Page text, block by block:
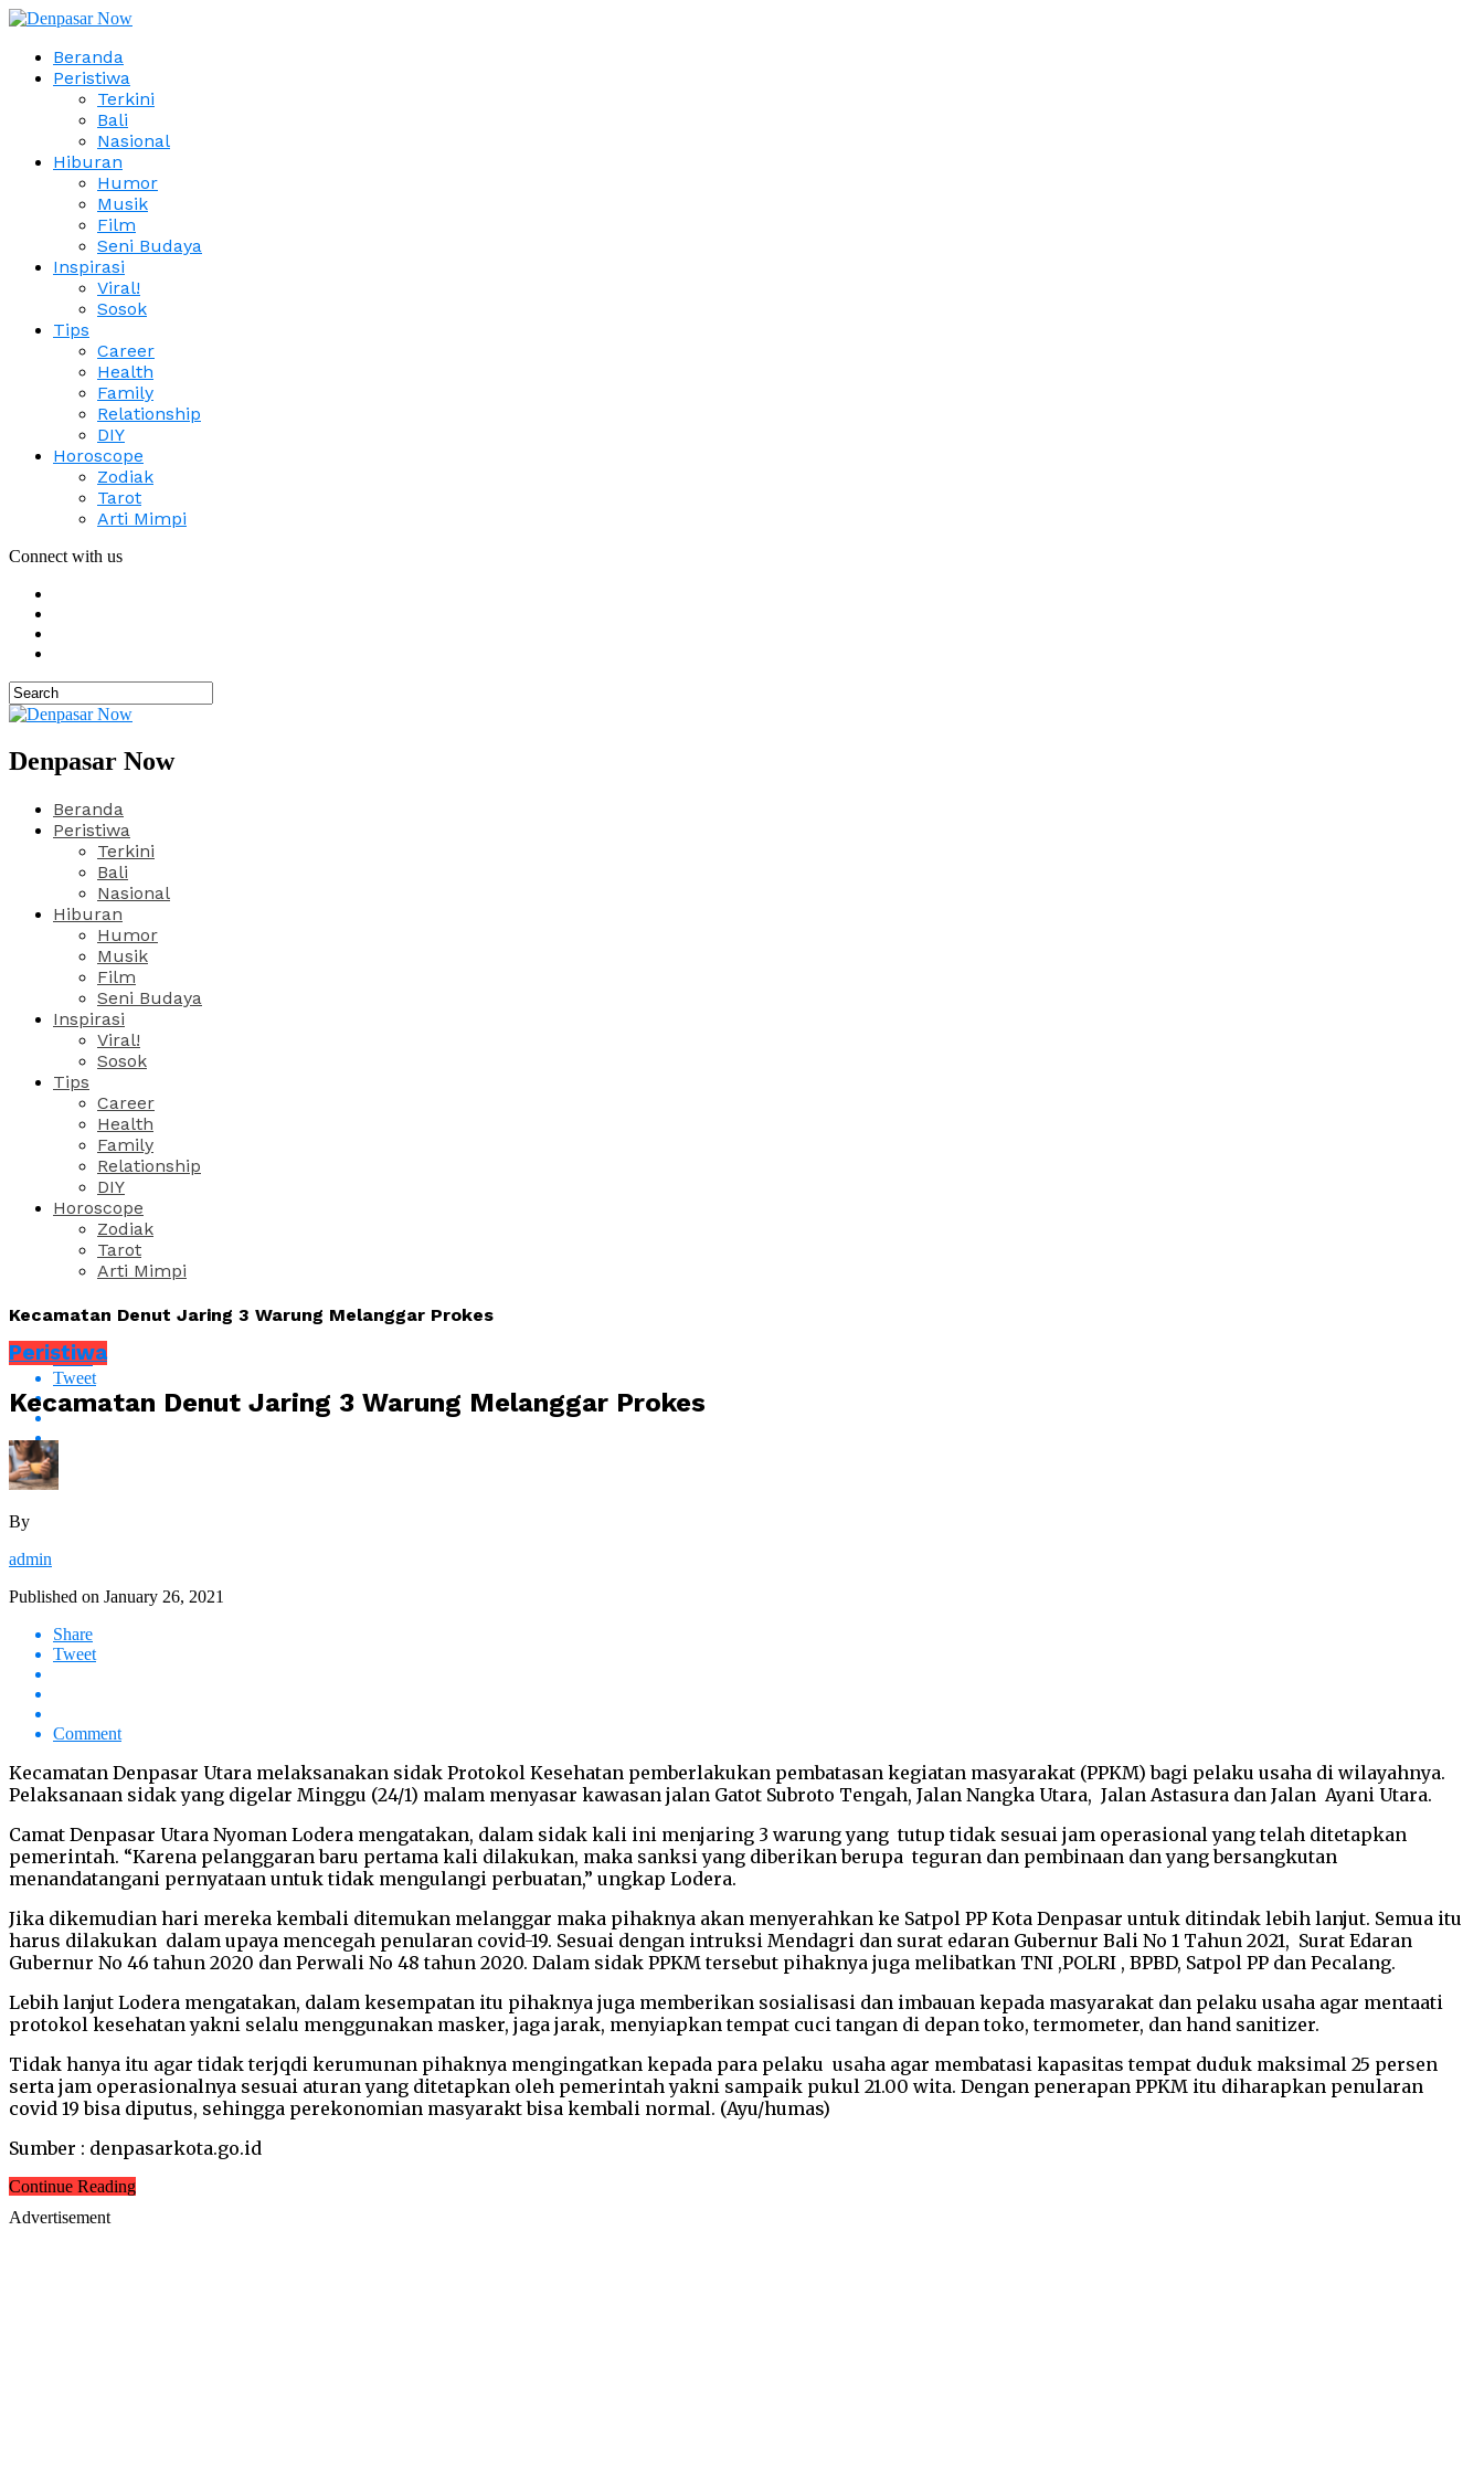
Beranda
Peristiwa
Terkini
Bali
Nasional
Hiburan
Humor
Musik
Film
Seni Budaya
Inspirasi
Viral!
Sosok
Tips
Career
Health
Family
Relationship
DIY
Horoscope
Zodiak
Tarot
Arti Mimpi
Connect with us
Denpasar Now
Beranda
Peristiwa
Terkini
Bali
Nasional
Hiburan
Humor
Musik
Film
Seni Budaya
Inspirasi
Viral!
Sosok
Tips
Career
Health
Family
Relationship
DIY
Horoscope
Zodiak
Tarot
Arti Mimpi
Kecamatan Denut Jaring 3 Warung Melanggar Prokes
Share
Tweet
Peristiwa
Kecamatan Denut Jaring 3 Warung Melanggar Prokes
By
admin
Published on January 26, 2021
Share
Tweet
Comment
Kecamatan Denpasar Utara melaksanakan sidak Protokol Kesehatan pemberlakukan pembatasan kegiatan masyarakat (PPKM) bagi pelaku usaha di wilayahnya.
Pelaksanaan sidak yang digelar Minggu (24/1) malam menyasar kawasan jalan Gatot Subroto Tengah, Jalan Nangka Utara, Jalan Astasura dan Jalan Ayani Utara.
Camat Denpasar Utara Nyoman Lodera mengatakan, dalam sidak kali ini menjaring 3 warung yang tutup tidak sesuai jam operasional yang telah ditetapkan
pemerintah. “Karena pelanggaran baru pertama kali dilakukan, maka sanksi yang diberikan berupa teguran dan pembinaan dan yang bersangkutan
menandatangani pernyataan untuk tidak mengulangi perbuatan,” ungkap Lodera.
Jika dikemudian hari mereka kembali ditemukan melanggar maka pihaknya akan menyerahkan ke Satpol PP Kota Denpasar untuk ditindak lebih lanjut. Semua itu
harus dilakukan dalam upaya mencegah penularan covid-19. Sesuai dengan intruksi Mendagri dan surat edaran Gubernur Bali No 1 Tahun 2021, Surat Edaran
Gubernur No 46 tahun 2020 dan Perwali No 48 tahun 2020. Dalam sidak PPKM tersebut pihaknya juga melibatkan TNI ,POLRI , BPBD, Satpol PP dan Pecalang.
Lebih lanjut Lodera mengatakan, dalam kesempatan itu pihaknya juga memberikan sosialisasi dan imbauan kepada masyarakat dan pelaku usaha agar mentaati
protokol kesehatan yakni selalu menggunakan masker, jaga jarak, menyiapkan tempat cuci tangan di depan toko, termometer, dan hand sanitizer.
Tidak hanya itu agar tidak terjqdi kerumunan pihaknya mengingatkan kepada para pelaku usaha agar membatasi kapasitas tempat duduk maksimal 25 persen
serta jam operasionalnya sesuai aturan yang ditetapkan oleh pemerintah yakni sampaik pukul 21.00 wita. Dengan penerapan PPKM itu diharapkan penularan
covid 19 bisa diputus, sehingga perekonomian masyarakt bisa kembali normal. (Ayu/humas)
Sumber : denpasarkota.go.id
Continue Reading
Advertisement